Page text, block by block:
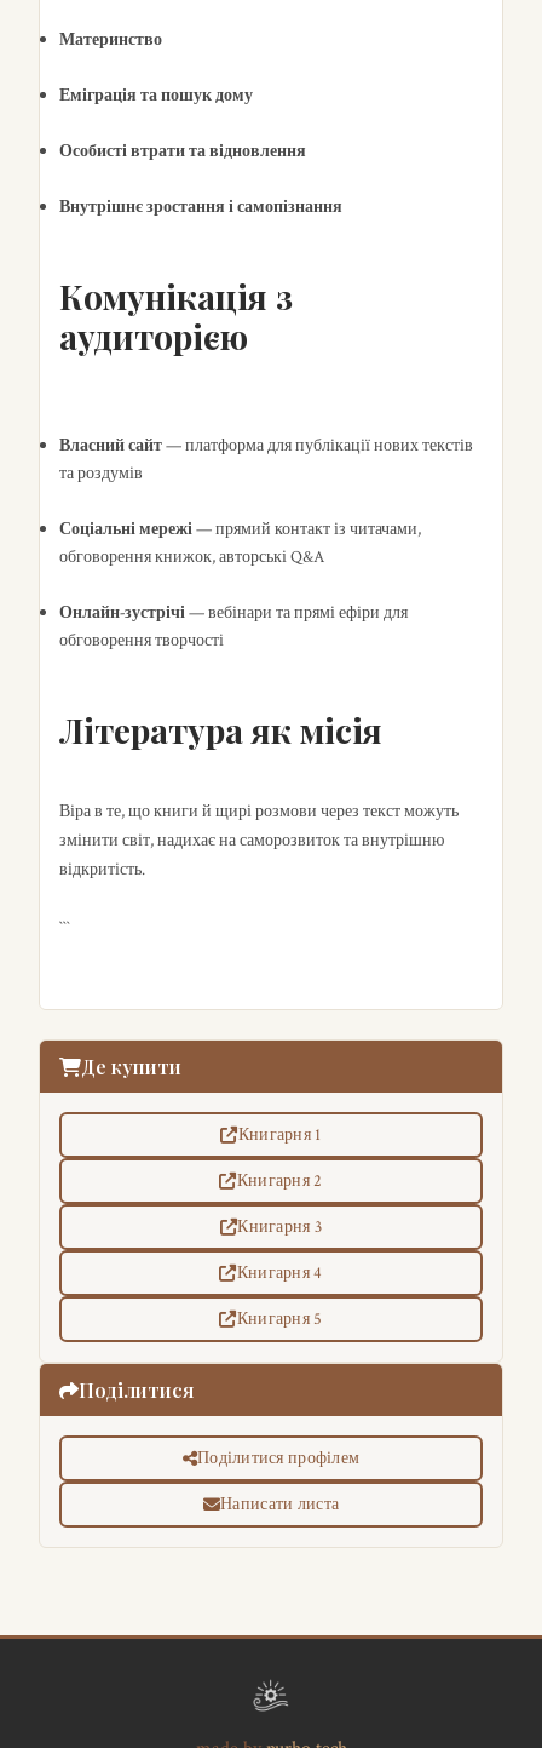
Материнство
Еміграція та пошук дому
Особисті втрати та відновлення
Внутрішнє зростання і самопізнання
Комунікація з
аудиторією
Власний сайт— платформа для публікації нових текстів
та роздумів
Соціальні мережі— прямий контакт із читачами,
обговорення книжок, авторські Q&A
Онлайн-зустрічі— вебінари та прямі ефіри для
обговорення творчості
Література як місія
Віра в те, що книги й щирі розмови через текст можуть
змінити світ, надихає на саморозвиток та внутрішню
відкритість.
```
Де купити
Книгарня 1
Книгарня 2
Книгарня 3
Книгарня 4
Книгарня 5
Поділитися
Поділитися профілем
Написати листа